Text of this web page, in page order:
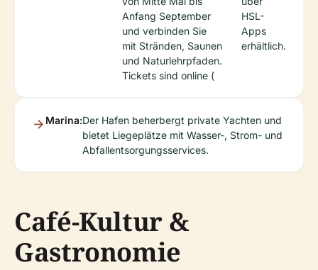
Anfang September
und verbinden Sie
mit Stränden, Saunen
und Naturlehrpfaden.
Tickets sind online (
HSL-
Apps
erhältlich.
Marina:Der Hafen beherbergt private Yachten und
bietet Liegeplätze mit Wasser-, Strom- und
Abfallentsorgungsservices.
Café-Kultur &
Gastronomie